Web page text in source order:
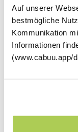
Auf unserer
bestmögliche
Kommunikation
Informationen
(www.cabuu.app/
erfüllen.
das natürlich
einer Sache
Danke
Im Zuge dieses